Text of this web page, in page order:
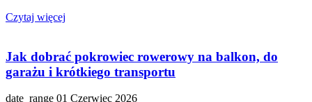
Czytaj więcej
Jak dobrać pokrowiec rowerowy na balkon, do
garażu i krótkiego transportu
date_range 01 Czerwiec 2026